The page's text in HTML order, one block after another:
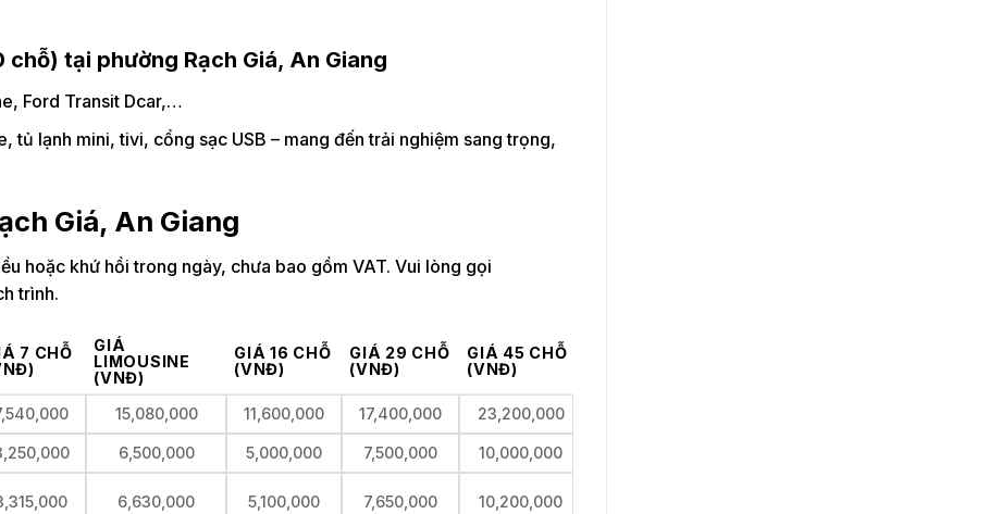
chỗ) tại phường Rạch Giá, An Giang
Ford Transit Dcar,…
tủ lạnh mini, tivi, cổng sạc USB – mang đến trải nghiệm sang trọng,
Giá, An Giang
hoặc khứ hồi trong ngày, chưa bao gồm VAT. Vui lòng gọi
trình.
7 CHỖ
GIÁ
LIMOUSINE
(VNĐ)
GIÁ 16 CHỖ
(VNĐ)
GIÁ 29 CHỖ
(VNĐ)
GIÁ 45 CHỖ
(VNĐ)
15,080,000 11,600,000 17,400,000 23,200,000
6,500,000 5,000,000 7,500,000 10,000,000
6,630,000 5,100,000 7,650,000 10,200,000